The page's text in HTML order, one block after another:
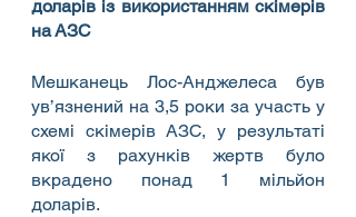
доларів із використанням скімерів
на АЗС
Мешканець Лос-Анджелеса був
ув’язнений на 3,5 роки за участь у
схемі скімерів АЗС, у результаті
якої з рахунків жертв було
вкрадено понад 1 мільйон
доларів.